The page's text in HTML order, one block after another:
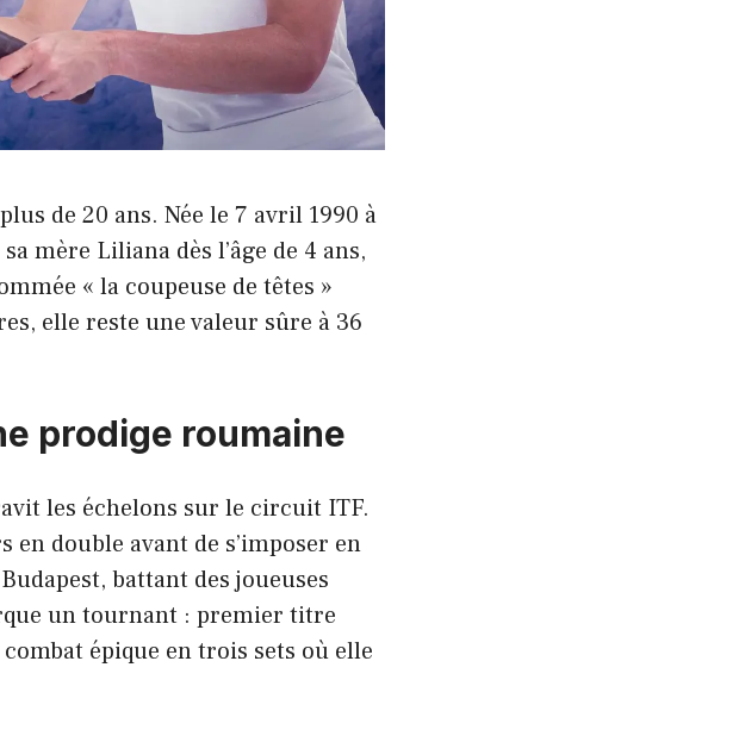
de 20 ans. Née le 7 avril 1990 à
mère Liliana dès l’âge de 4 ans,
« la coupeuse de têtes »
elle reste une valeur sûre à 36
prodige roumaine
les échelons sur le circuit ITF.
double avant de s’imposer en
battant des joueuses
un tournant : premier titre
épique en trois sets où elle